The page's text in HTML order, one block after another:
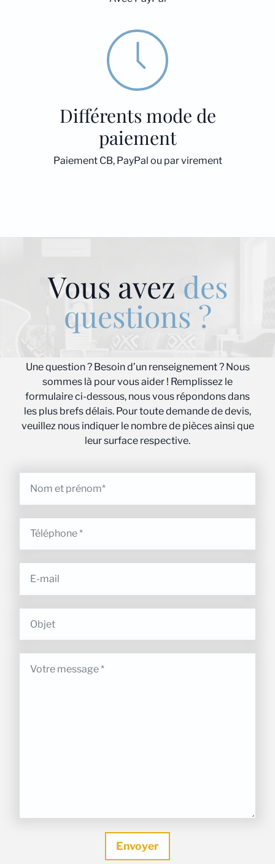
Différents mode de
paiement
Paiement CB, PayPal ou par virement
Vous avez des
questions ?
Une question ? Besoin d’un renseignement ? Nous
sommes là pour vous aider ! Remplissez le
formulaire ci-dessous, nous vous répondons dans
les plus brefs délais. Pour toute demande de devis,
veuillez nous indiquer le nombre de pièces ainsi que
leur surface respective.